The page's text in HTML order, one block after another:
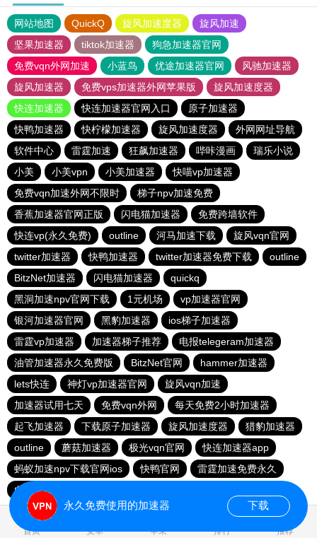
网站地图 QuickQ 旋风加速度器
旋风加速
坚果加速器
tiktok加速器
狗急加速器官网
免费vqn外网加速
小蓝鸟 优途加速器官网
风驰加速器
旋风加速器
免费vps加速器外网苹果版
旋风加速度器
快连加速器
快连加速器官网入口
原子加速器
快鸭加速器
快柠檬加速器 旋风加速度器
外网网址导航
软件中心
雷霆加速 狂飙加速器 哔咔漫画
瑞乐小说
小美
小美vpn 小美加速器
快喵vp加速器
免费vqn加速外网不限时
梯子npv加速免费
香蕉加速器官网正版
闪电猫加速器
免费跨墙软件
快连vp(永久免费)
outline 河马加速下载
旋风vqn官网
twitter加速器
快鸭加速器 twitter加速器免费下载
outline
BitzNet加速器
闪电猫加速器
quickq
黑洞加速npv官网下载
1元机场
vp加速器官网
银河加速器官网
黑豹加速器
ios梯子加速器
雷霆vp加速器
加速器梯子推荐
电报telegeram加速器
油管加速器永久免费版
BitzNet官网
hammer加速器
lets快连
神灯vp加速器官网
旋风vqn加速
加速器试用七天
免费vqn外网
每天免费2小时加速器
起飞加速器
下载原子加速器 旋风加速度器
猎豹加速器
outline
蘑菇加速器 极光vqn官网
快连加速器app
蚂蚁加速npv下载官网ios
快鸭官网
雷霆加速免费永久
白鲸加速器
首页 安卓 苹果 排行 推荐
永久免费使用的加速器 下载
0.016685s